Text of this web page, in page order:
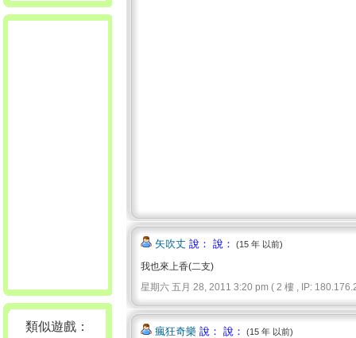
類似遊戲：
矢吹丈 說： 說： (15 年 以前)
我也來上香(二支)
星期六 五月 28, 2011 3:20 pm ( 2 樓 , IP:
瘋狂奇樂 說： 說： (15 年 以前)